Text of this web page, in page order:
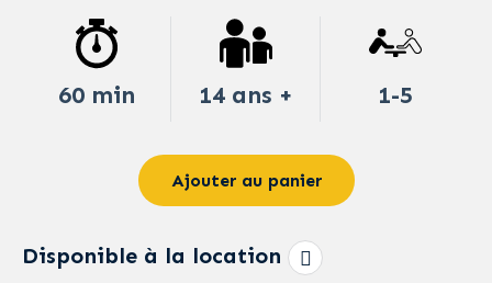
60 min 14 ans + 1-5
Ajouter au panier
Disponible à la location